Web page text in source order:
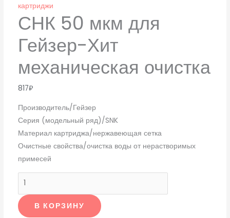
картриджи
СНК 50 мкм для
Гейзер-Хит
механическая очистка
817₽
Производитель/Гейзер
Серия (модельный ряд)/SNK
Материал картриджа/нержавеющая сетка
Очистные свойства/очистка воды от нерастворимых
примесей
Хит
механическая
очистка
В КОРЗИНУ